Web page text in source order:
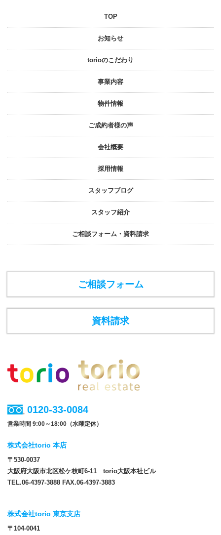
TOP
お知らせ
torioのこだわり
事業内容
物件情報
ご成約者様の声
会社概要
採⽤情報
スタッフブログ
スタッフ紹介
ご相談フォーム・資料請求
ご相談フォーム
資料請求
0120-33-0084
営業時間 9:00～18:00（水曜定休）
株式会社torio 本店
〒530-0037
大阪府大阪市北区松ケ枝町6-11 torio大阪本社ビル
TEL.06-4397-3888 FAX.06-4397-3883
株式会社torio 東京支店
〒104-0041